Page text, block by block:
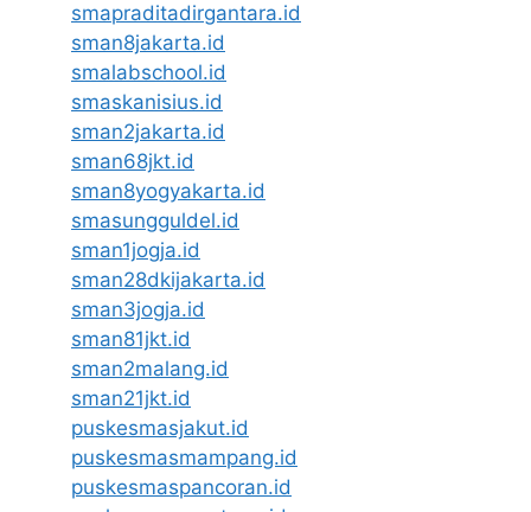
smapraditadirgantara.id
sman8jakarta.id
smalabschool.id
smaskanisius.id
sman2jakarta.id
sman68jkt.id
sman8yogyakarta.id
smasungguldel.id
sman1jogja.id
sman28dkijakarta.id
sman3jogja.id
sman81jkt.id
sman2malang.id
sman21jkt.id
puskesmasjakut.id
puskesmasmampang.id
puskesmaspancoran.id